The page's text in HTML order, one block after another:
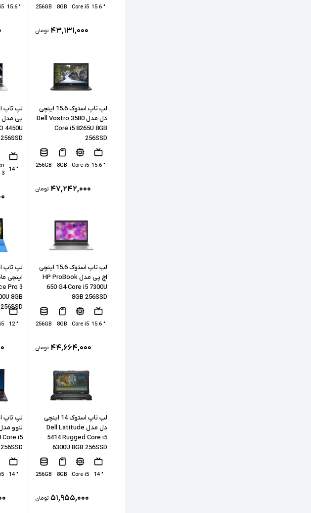
" 15.6
Core i5
8GB
256GB
۴۳,۱۳۱,۰۰۰ تومان
" 15.6
لپ تاپ استوک 15.6 اینچی
دل مدل Dell Vostro 3580
Core i5 8265U 8GB
256SSD
" 15.6
Core i5
8GB
256GB
۴۷,۲۴۲,۰۰۰ تومان
4450U
" 14
3
لپ تاپ استوک 15.6 اینچی
اچ پی مدل HP ProBook
650 G4 Core i5 7300U
8GB 256SSD
" 15.6
Core i5
8GB
256GB
۴۴,۶۶۴,۰۰۰ تومان
اینچی
Pro 3
8GB
256SSD
" 12
لپ تاپ استوک 14 اینچی
دل مدل Dell Latitude
5414 Rugged Core i5
6300U 8GB 256SSD
" 14
Core i5
8GB
256GB
۵۱,۹۵۵,۰۰۰ تومان
Core i5
" 14